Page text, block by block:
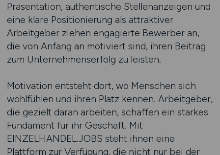
Präsentation, authentische Stellenanzeigen und
eine klare Positionierung als attraktiver
Arbeitgeber ziehen engagierte Bewerber an,
die von Anfang an motiviert sind, ihren Beitrag
zum Unternehmenserfolg zu leisten.
Motivation entsteht dort, wo Menschen sich
wohlfühlen und ihren Platz kennen. Arbeitgeber,
die gezielt daran arbeiten, schaffen ein starkes
Fundament für ihr Geschäft. Mit
EINZELHANDEL.JOBS steht ihnen eine
Plattform zur Verfügung, die nicht nur bei der